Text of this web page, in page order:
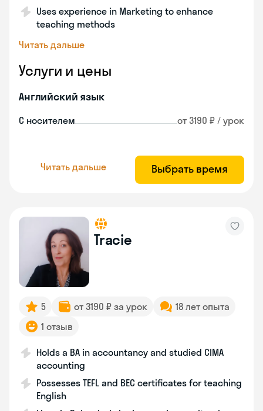
Uses experience in Marketing to enhance
teaching methods
Читать дальше
Услуги и цены
Английский язык
С носителем от 3190 ₽ / урок
Читать дальше Выбрать время
Tracie
5 от 3190 ₽ за урок
18 лет опыта
1 отзыв
Holds a BA in accountancy and studied CIMA
accounting
Possesses TEFL and BEC certificates for teaching
English